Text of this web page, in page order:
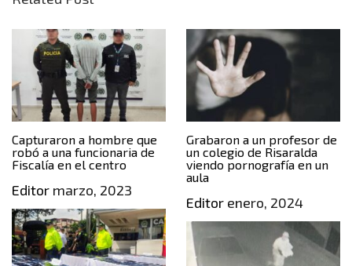
Capturaron a hombre que
robó a una funcionaria de
Fiscalía en el centro
Editor marzo, 2023
Grabaron a un profesor de
un colegio de Risaralda
viendo pornografía en un
aula
Editorenero, 2024